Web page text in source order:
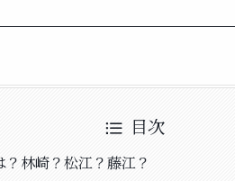
目次
林崎？松江？藤江？